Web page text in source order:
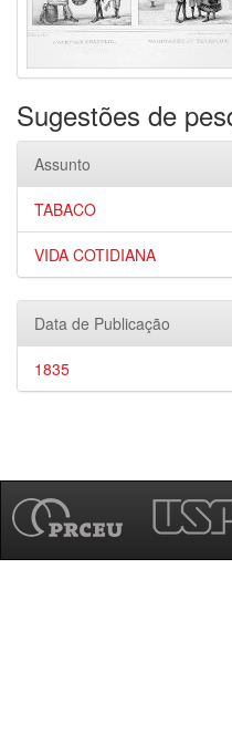
Sugestões de
Assunto
TABACO
VIDA COTIDIANA
Data de Publicação
1835